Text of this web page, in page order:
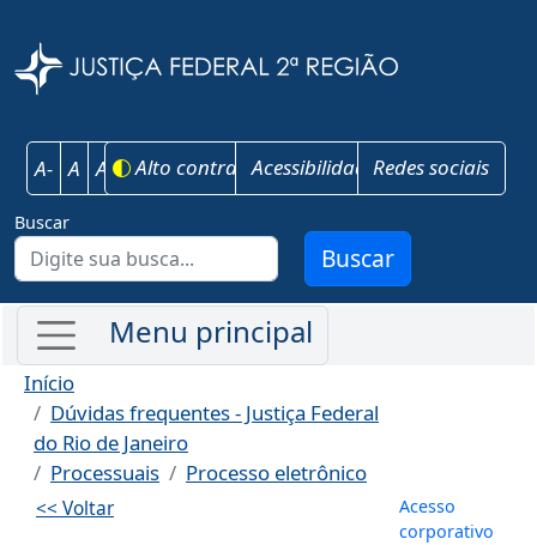
A- A A+ Alto contrasteAcessibilidadeRedes sociais
Buscar
Buscar
Início
Dúvidas frequentes - Justiça Federal
do Rio de Janeiro
Processuais
Processo eletrônico
<< Voltar Menu de
Acesso
corporativo